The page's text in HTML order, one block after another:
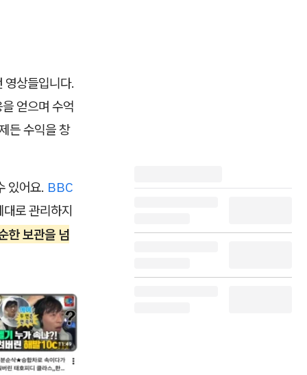
영상들입니다.
얻으며 수억
든 수익을 창
있어요. BBC
로 관리하지
한 보관을 넘